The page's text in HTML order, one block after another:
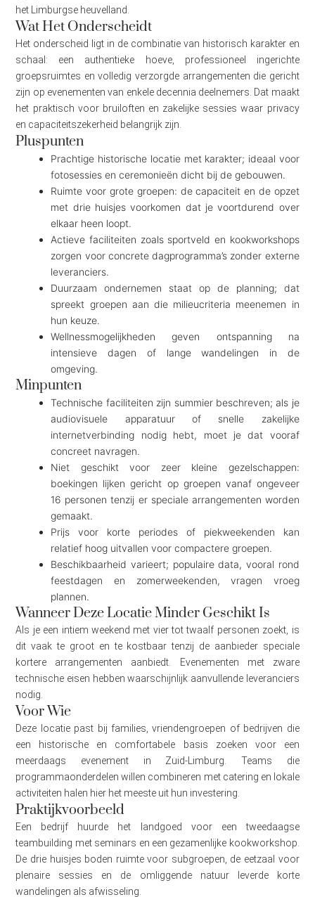
het Limburgse heuvelland.
Wat Het Onderscheidt
Het onderscheid ligt in de combinatie van historisch karakter en
schaal: een authentieke hoeve, professioneel ingerichte
groepsruimtes en volledig verzorgde arrangementen die gericht
zijn op evenementen van enkele decennia deelnemers. Dat maakt
het praktisch voor bruiloften en zakelijke sessies waar privacy
en capaciteitszekerheid belangrijk zijn.
Pluspunten
Prachtige historische locatie met karakter; ideaal voor
fotosessies en ceremonieën dicht bij de gebouwen.
Ruimte voor grote groepen: de capaciteit en de opzet
met drie huisjes voorkomen dat je voortdurend over
elkaar heen loopt.
Actieve faciliteiten zoals sportveld en kookworkshops
zorgen voor concrete dagprogramma’s zonder externe
leveranciers.
Duurzaam ondernemen staat op de planning; dat
spreekt groepen aan die milieucriteria meenemen in
hun keuze.
Wellnessmogelijkheden geven ontspanning na
intensieve dagen of lange wandelingen in de
omgeving.
Minpunten
Technische faciliteiten zijn summier beschreven; als je
audiovisuele apparatuur of snelle zakelijke
internetverbinding nodig hebt, moet je dat vooraf
concreet navragen.
Niet geschikt voor zeer kleine gezelschappen:
boekingen lijken gericht op groepen vanaf ongeveer
16 personen tenzij er speciale arrangementen worden
gemaakt.
Prijs voor korte periodes of piekweekenden kan
relatief hoog uitvallen voor compactere groepen.
Beschikbaarheid varieert; populaire data, vooral rond
feestdagen en zomerweekenden, vragen vroeg
plannen.
Wanneer Deze Locatie Minder Geschikt Is
Als je een intiem weekend met vier tot twaalf personen zoekt, is
dit vaak te groot en te kostbaar tenzij de aanbieder speciale
kortere arrangementen aanbiedt. Evenementen met zware
technische eisen hebben waarschijnlijk aanvullende leveranciers
nodig.
Voor Wie
Deze locatie past bij families, vriendengroepen of bedrijven die
een historische en comfortabele basis zoeken voor een
meerdaags evenement in Zuid-Limburg. Teams die
programmaonderdelen willen combineren met catering en lokale
activiteiten halen hier het meeste uit hun investering.
Praktijkvoorbeeld
Een bedrijf huurde het landgoed voor een tweedaagse
teambuilding met seminars en een gezamenlijke kookworkshop.
De drie huisjes boden ruimte voor subgroepen, de eetzaal voor
plenaire sessies en de omliggende natuur leverde korte
wandelingen als afwisseling.